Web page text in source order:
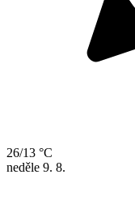
26/13 °C
neděle 9. 8.